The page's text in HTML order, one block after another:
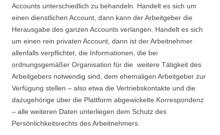
Accounts unterschiedlich zu behandeln. Handelt es sich um
einen dienstlichen Account, dann kann der Arbeitgeber die
Herausgabe des ganzen Accounts verlangen. Handelt es sich
um einen rein privaten Account, dann ist der Arbeitnehmer
allenfalls verpflichtet, die Informationen, die bei
ordnungsgemäßer Organisation für die weitere Tätigkeit des
Arbeitgebers notwendig sind, dem ehemaligen Arbeitgeber zur
Verfügung stellen – also etwa die Vertriebskontakte und die
dazugehörige über die Plattform abgewickelte Korrespondenz
– alle weiteren Daten unterliegen dem Schutz des
Persönlichkeitsrechts des Arbeitnehmers.